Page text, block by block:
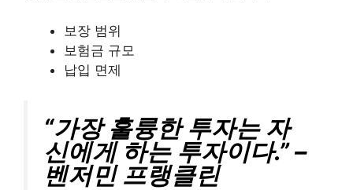
보장 범위
보험금 규모
납입 면제
“가장 훌륭한 투자는 자
신에게 하는 투자이다.” –
벤저민 프랭클린